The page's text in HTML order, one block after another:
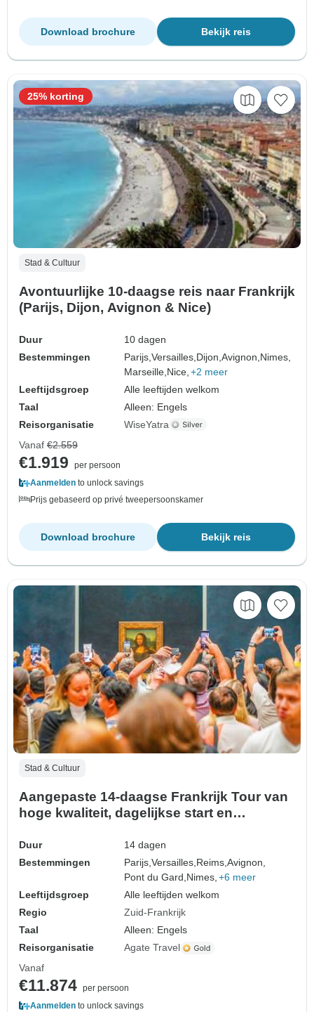
Bekijk reis
Download brochure
Stad & Cultuur
Avontuurlijke 10-daagse reis naar Frankrijk
(Parijs, Dijon, Avignon & Nice)
Duur
10 dagen
Bestemmingen
Parijs,Versailles, Dijon,Avignon, Nimes,
Marseille, Nice, +2 meer
Leeftijdsgroep
Alle leeftijden welkom
Taal
Alleen: Engels
Reisorganisatie
WiseYatra
25% korting
Vanaf €2.559
€1.919
per persoon
Aanmelden to unlock savings
Prijs gebaseerd op privé tweepersoonskamer
Bekijk reis
Download brochure
Stad & Cultuur
Aangepaste 14-daagse Frankrijk Tour van
hoge kwaliteit, dagelijkse start en
Duur
14 dagen
Bestemmingen
Parijs,Versailles, Reims,Avignon,
Pont du Gard, Nimes, +6 meer
Leeftijdsgroep
Alle leeftijden welkom
Regio
Zuid-Frankrijk
Taal
Alleen: Engels
Reisorganisatie
Agate Travel
Vanaf
€11.874 per persoon
Aanmelden to unlock savings